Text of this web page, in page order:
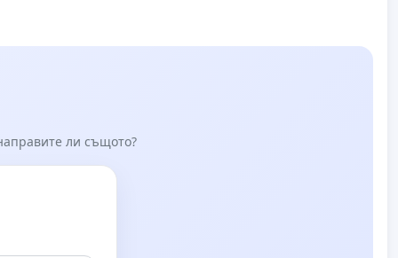
ли същото?